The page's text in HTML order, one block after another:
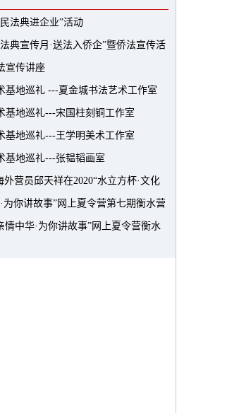
法典进企业”活动
典宣传月·送法入侨企”暨侨法宣传活
宣传讲座
基地巡礼 ---夏金城书法艺术工作室
基地巡礼---宋国柱刻铜工作室
基地巡礼---王学明美术工作室
基地巡礼---张韫韬画室
外营员邱天祥在2020“水立方杯·文化
奖
为你讲故事”网上夏令营第七期衡水营
情中华·为你讲故事”网上夏令营衡水